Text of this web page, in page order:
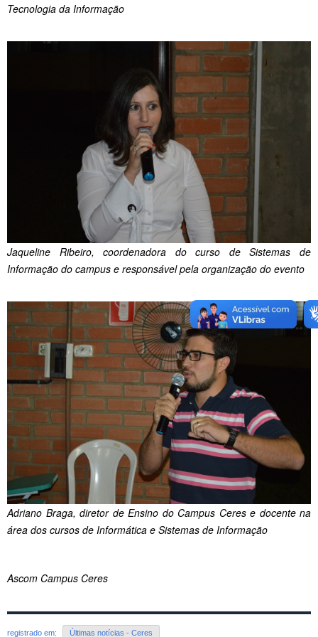
Tecnologia da Informação
Jaqueline Ribeiro, coordenadora do curso de Sistemas de
Informação do campus e responsável pela organização do evento
Adriano Braga, diretor de Ensino do Campus Ceres e docente na
área dos cursos de Informática e Sistemas de Informação
Ascom Campus Ceres
registrado em: Últimas notícias - Ceres